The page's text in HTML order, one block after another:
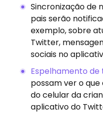
Sincronização de
pais serão
exemplo, sobre
Twitter,
sociais no
Espelhamento de
possam ver o
do celular da
aplicativo do